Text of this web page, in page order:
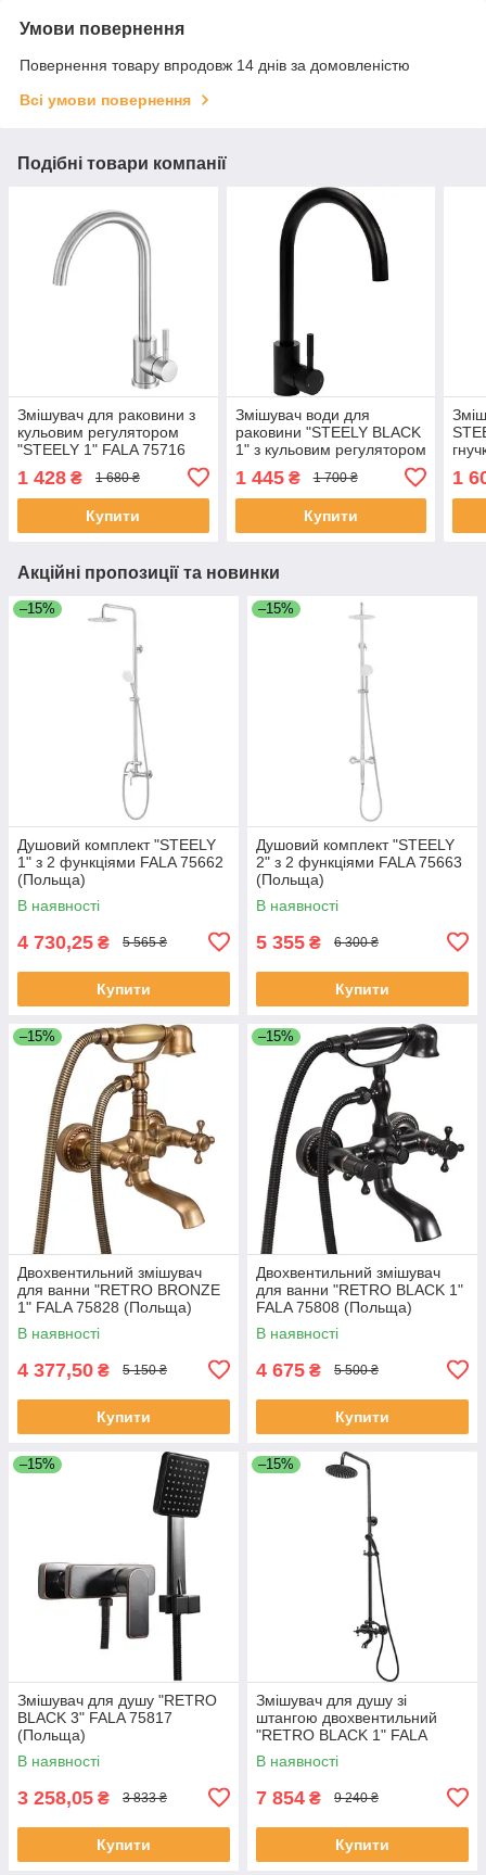
Умови повернення
Повернення товару впродовж 14 днів за домовленістю
Всі умови повернення
Подібні товари компанії
Змішувач для раковини з
кульовим регулятором
"STEELY 1" FALA 75716
1 428 ₴ 1 680 ₴
Купити
Змішувач води для
раковини "STEELY BLACK
1" з кульовим регулятором
(Польща)
1 445₴ 1 700 ₴
Купити
1
Акційні пропозиції та новинки
–15%
Душовий комплект "STEELY
1" з 2 функціями FALA 75662
(Польща)
В наявності
4 730,25 ₴ 5 565 ₴
Купити
–15%
Душовий комплект "STEELY
2" з 2 функціями FALA 75663
(Польща)
В наявності
5 355 ₴ 6 300 ₴
Купити
–15%
Двохвентильний змішувач
для ванни "RETRO BRONZE
1" FALA 75828 (Польща)
В наявності
4 377,50 ₴ 5 150 ₴
Купити
–15%
Двохвентильний змішувач
для ванни "RETRO BLACK 1"
FALA 75808 (Польща)
В наявності
4 675 ₴ 5 500 ₴
Купити
–15%
Змішувач для душу "RETRO
BLACK 3" FALA 75817
(Польща)
В наявності
3 258,05 ₴ 3 833 ₴
Купити
–15%
Змішувач для душу зі
штангою двохвентильний
"RETRO BLACK 1" FALA
75809 (Польща)
В наявності
7 854 ₴ 9 240 ₴
Купити